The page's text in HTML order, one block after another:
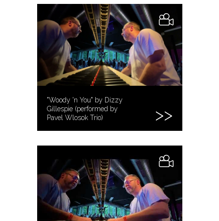
"Woody 'n You" by Dizzy
Gillespie (performed by
Pavel Wlosok Trio)